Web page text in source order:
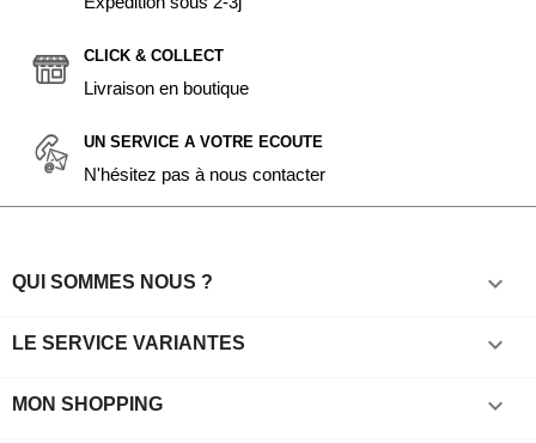
CLICK & COLLECT
Livraison en boutique
UN SERVICE A VOTRE ECOUTE
N'hésitez pas à nous contacter
QUI SOMMES NOUS ? 
LE SERVICE VARIANTES 
MON SHOPPING 